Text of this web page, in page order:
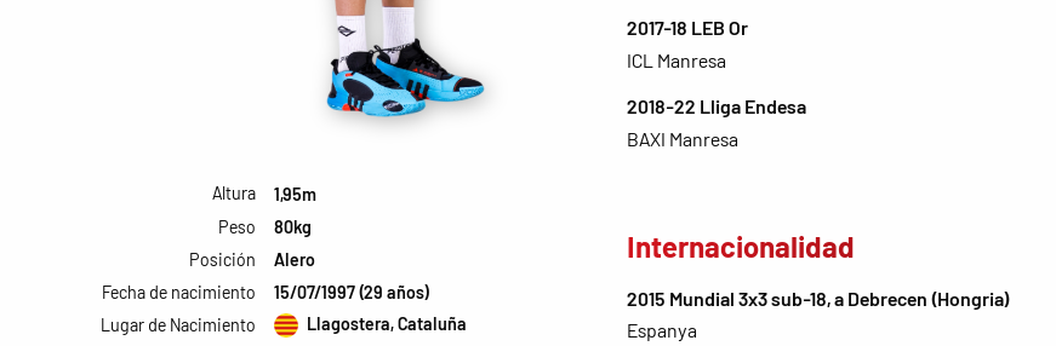
Altura
1,95m
Peso
80kg
Posición
Alero
Fecha de nacimiento
15/07/1997 (29 años)
Lugar de Nacimiento
Llagostera, Cataluña
2017-18 LEB Or
ICL Manresa
2018-22 Lliga Endesa
BAXI Manresa
Internacionalidad
2015 Mundial 3x3 sub-18, a Debrecen (Hongria)
Espanya